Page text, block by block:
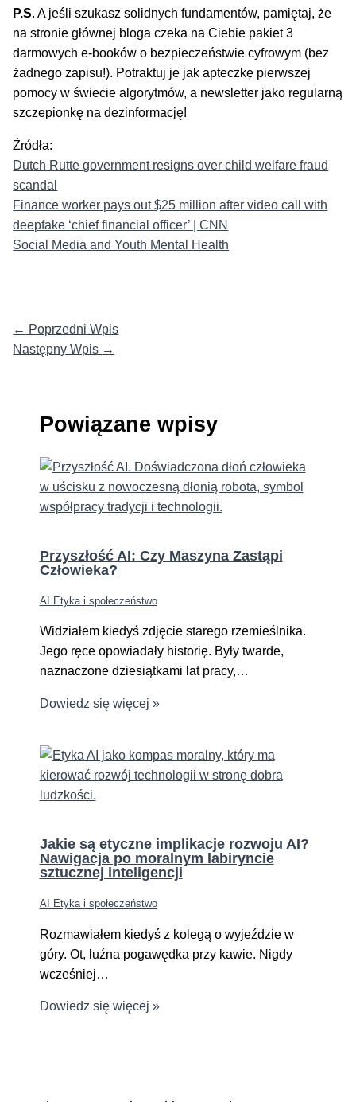
P.S. A jeśli szukasz solidnych fundamentów, pamiętaj, że
na stronie głównej bloga czeka na Ciebie pakiet 3
darmowych e-booków o bezpieczeństwie cyfrowym (bez
żadnego zapisu!). Potraktuj je jak apteczkę pierwszej
pomocy w świecie algorytmów, a newsletter jako regularną
szczepionkę na dezinformację!
Źródła:
Dutch Rutte government resigns over child welfare fraud
scandal
Finance worker pays out $25 million after video call with
deepfake ‘chief financial officer’ | CNN
Social Media and Youth Mental Health
← Poprzedni Wpis
Następny Wpis →
Powiązane wpisy
Przyszłość AI: Czy Maszyna Zastąpi
Człowieka?
AI Etyka i społeczeństwo
Widziałem kiedyś zdjęcie starego rzemieślnika.
Jego ręce opowiadały historię. Były twarde,
naznaczone dziesiątkami lat pracy,…
Dowiedz się więcej »
Jakie są etyczne implikacje rozwoju AI?
Nawigacja po moralnym labiryncie
sztucznej inteligencji
AI Etyka i społeczeństwo
Rozmawiałem kiedyś z kolegą o wyjeździe w
góry. Ot, luźna pogawędka przy kawie. Nigdy
wcześniej…
Dowiedz się więcej »